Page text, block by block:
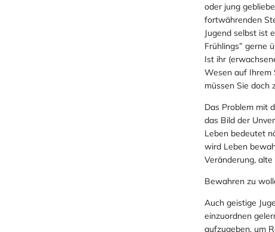
oder jung
fortwährenden
Jugend selbst ist
Frühlings” gerne
Ist ihr
Wesen auf Ihrem
müssen Sie doch
Das Problem mit
das Bild der
Leben bedeutet
wird Leben
Veränderung,
Bewahren zu
Auch geistige
einzuordnen
aufzugeben, um